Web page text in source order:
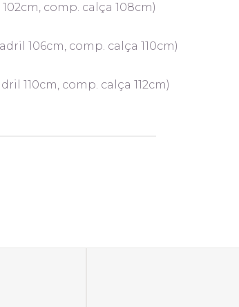
comp. calça 108cm)
106cm, comp. calça 110cm)
110cm, comp. calça 112cm)